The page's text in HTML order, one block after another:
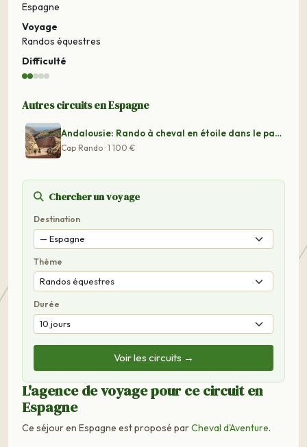
Espagne
Voyage
Randos équestres
Difficulté
Autres circuits en Espagne
Andalousie: Rando à cheval en étoile dans le parc de Ca
Cap Rando · 1 100 €
Chercher un voyage
Destination
Thème
Durée
Voir les circuits →
L'agence de voyage pour ce circuit en
Espagne
Ce séjour en Espagne est proposé parCheval d'Aventure.